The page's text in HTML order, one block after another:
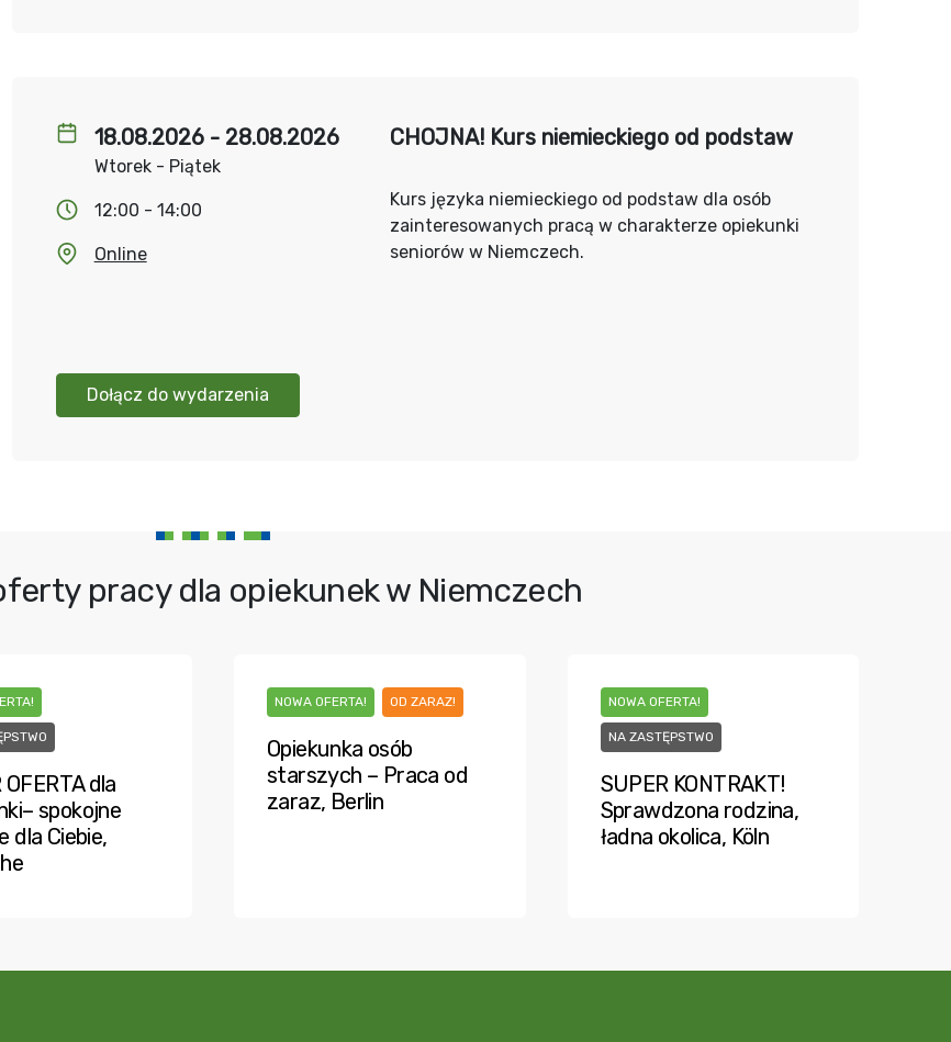
18.08.2026 - 28.08.2026
Wtorek - Piątek
12:00 - 14:00
Online
Dołącz do wydarzenia
CHOJNA! Kurs niemieckiego od podstaw
Kurs języka niemieckiego od podstaw dla osób
zainteresowanych pracą w charakterze opiekunki
seniorów w Niemczech.
pracy dla opiekunek w Niemczech
dla
spokojne
dla Ciebie,
NOWA OFERTA! OD ZARAZ!
Opiekunka osób
starszych – Praca od
zaraz, Berlin
NOWA OFERTA!
NA ZASTĘPSTWO
SUPER KONTRAKT!
Sprawdzona rodzina,
ładna okolica, Köln